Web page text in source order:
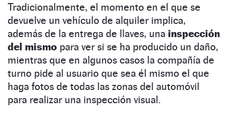
Tradicionalmente, el momento en el que se
devuelve un vehículo de alquiler implica,
además de la entrega de llaves, una inspección
del mismo para ver si se ha producido un daño,
mientras que en algunos casos la compañía de
turno pide al usuario que sea él mismo el que
haga fotos de todas las zonas del automóvil
para realizar una inspección visual.